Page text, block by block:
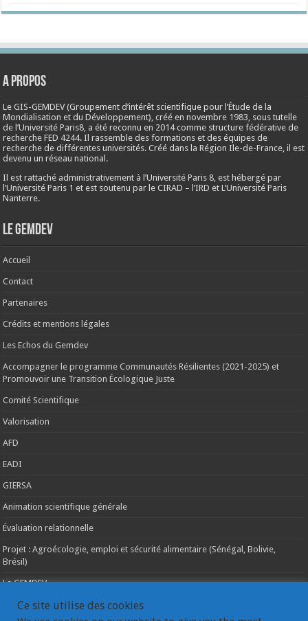
A propos
Le GIS-GEMDEV (Groupement d’intérêt scientifique pour l’Étude de la
Mondialisation et du Développement), créé ennovembre 1983, sous tutelle
de l’Université Paris8, a été reconnu en 2014 comme structure fédérative de
recherche FED 4244. Il rassemble des formations et des équipes de
recherche de différentes universités. Créé dans la Région Ile-de-France, il est
devenu un réseau national.
Il est rattaché administrativement à l’Université Paris 8, est hébergé par
l’Université Paris 1 et est soutenu par le CIRAD – l’IRD et L’Université Paris
Nanterre.
Le Gemdev
Accueil
Contact
Partenaires
Crédits et mentions légales
Les Echos du Gemdev
Accompagner le programme Communautés Résilientes (2021-2025) et
Promouvoir une Transition Écologique Juste
Comité Scientifique
Valorisation
AFD
EADI
GIERSA
Animation scientifique générale
Évaluation relationnelle
Projet : Agroécologie, emploi et sécurité alimentaire (Sénégal, Bolivie,
Brésil)
Le GEMDEV
La pluridisciplinarité
Ce site utilise des cookies